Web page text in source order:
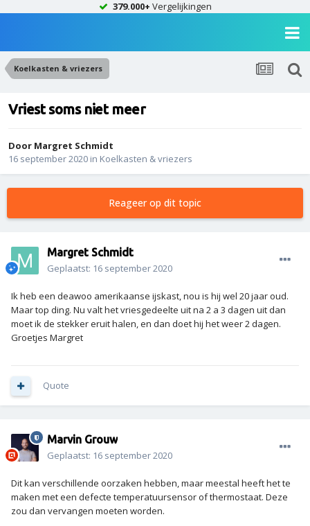
379.000+ Vergelijkingen
Koelkasten & vriezers
Vriest soms niet meer
Door Margret Schmidt
16 september 2020 in Koelkasten & vriezers
Reageer op dit topic
Margret Schmidt
Geplaatst: 16 september 2020
Ik heb een deawoo amerikaanse ijskast, nou is hij wel 20 jaar oud.
Maar top ding. Nu valt het vriesgedeelte uit na 2 a 3 dagen uit dan
moet ik de stekker eruit halen, en dan doet hij het weer 2 dagen.
Groetjes Margret
Quote
Marvin Grouw
Geplaatst: 16 september 2020
Dit kan verschillende oorzaken hebben, maar meestal heeft het te
maken met een defecte temperatuursensor of thermostaat. Deze
zou dan vervangen moeten worden.